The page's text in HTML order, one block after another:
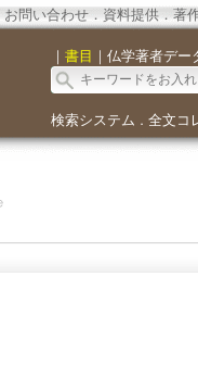
お問い合わせ． 資料提供．著
｜ 書目 ｜ 仏学著者デー
検索システム ． 全文コ